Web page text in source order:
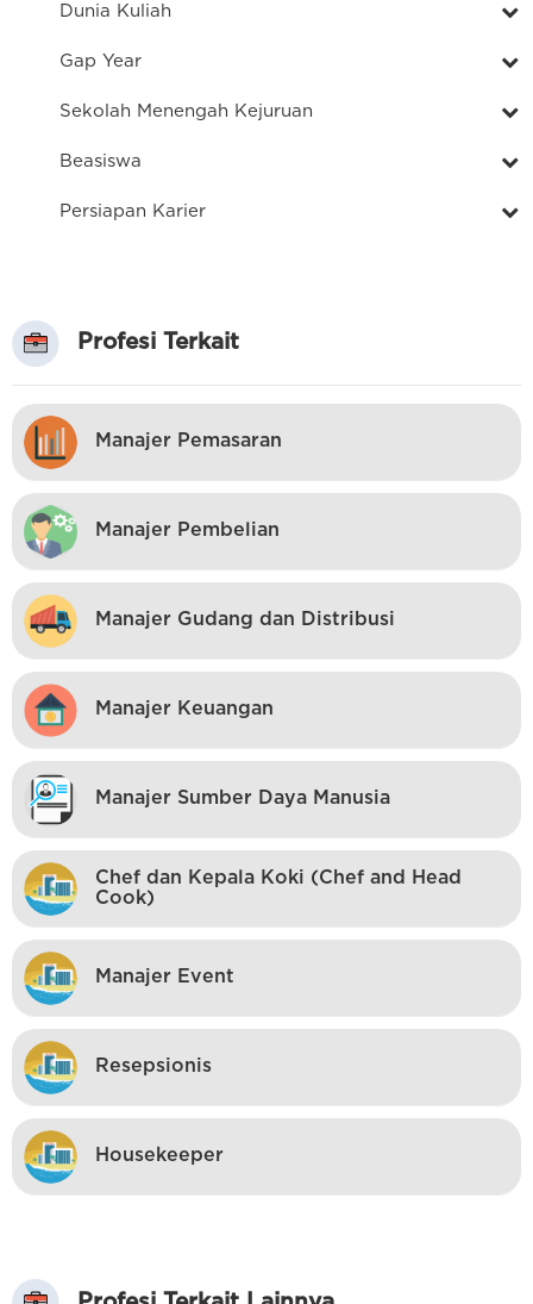
Dunia Kuliah
Gap Year
Sekolah Menengah Kejuruan
Beasiswa
Persiapan Karier
Profesi Terkait
Manajer Pemasaran
Manajer Pembelian
Manajer Gudang dan Distribusi
Manajer Keuangan
Manajer Sumber Daya Manusia
Chef dan Kepala Koki (Chef and Head
Cook)
Manajer Event
Resepsionis
Housekeeper